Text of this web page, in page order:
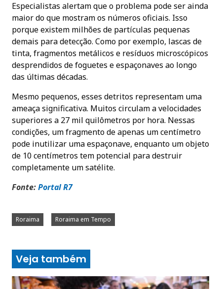
Especialistas alertam que o problema pode ser ainda
maior do que mostram os números oficiais. Isso
porque existem milhões de partículas pequenas
demais para detecção. Como por exemplo, lascas de
tinta, fragmentos metálicos e resíduos microscópicos
desprendidos de foguetes e espaçonaves ao longo
das últimas décadas.
Mesmo pequenos, esses detritos representam uma
ameaça significativa. Muitos circulam a velocidades
superiores a 27 mil quilômetros por hora. Nessas
condições, um fragmento de apenas um centímetro
pode inutilizar uma espaçonave, enquanto um objeto
de 10 centímetros tem potencial para destruir
completamente um satélite.
Fonte:PortalR7
Roraima Roraima em Tempo
Veja também